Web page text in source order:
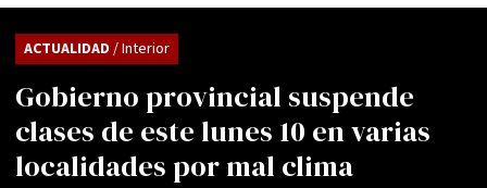
Gobierno provincial suspende
clases de este lunes 10 en varias
localidades por mal clima
ACTUALIDAD / Interior